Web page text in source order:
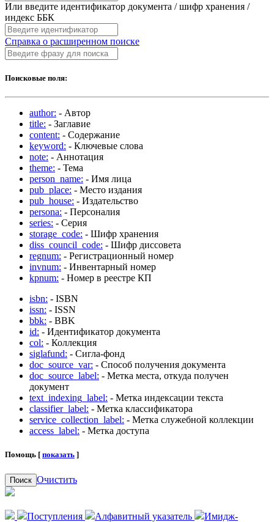
Или введите идентификатор документа / шифр хранения /
индекс ББК
Справка о расширенном поиске
Поисковые поля:
author: - Автор
title: - Заглавие
content: - Содержание
keyword: - Ключевые слова
note: - Аннотация
theme: - Тема
person_name: - Имя лица
pub_place: - Место издания
pub_house: - Издательство
persona: - Персоналия
series: - Серия
storage_code: - Шифр хранения
diss_council_code: - Шифр диссовета
regnum: - Регистрационный номер
invnum: - Инвентарный номер
kpnum: - Номер в реестре КП
isbn: - ISBN
issn: - ISSN
bbk: - BBK
id: - Идентификатор документа
col: - Коллекция
siglafund: - Сигла-фонд
doc_source_var: - Способ получения документа
doc_source_label: - Метка места, откуда получен
документ
text_indexing_label: - Метка индексации текста
classifier_label: - Метка классификатора
service_collection_label: - Метка служебной коллекции
access_label: - Метка доступа
Помощь [ показать ]
Поиск Очистить
Поступления Алфавитный указатель
Имидж-